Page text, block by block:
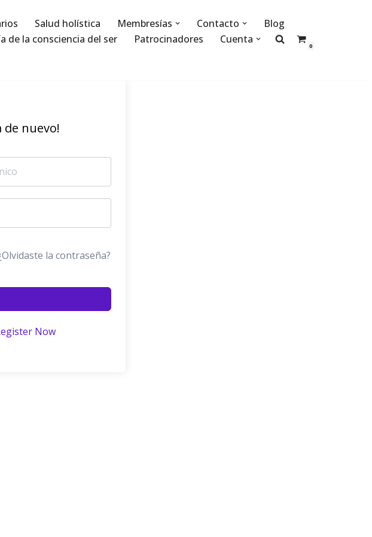
Salud holística Membresías Contacto
Blog
de la consciencia del ser Patrocinadores Cuenta
0
de nuevo!
la contraseña?
Now